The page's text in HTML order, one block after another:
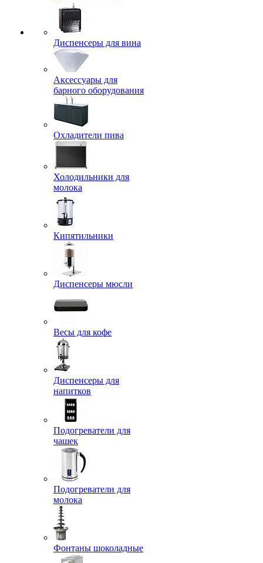
Диспенсеры для вина
Аксессуары для
барного оборудования
Охладители пива
Холодильники для
молока
Кипятильники
Диспенсеры мюсли
Весы для кофе
Диспенсеры для
напитков
Подогреватели для
чашек
Подогреватели для
молока
Фонтаны шоколадные